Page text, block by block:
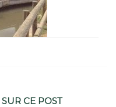
SUR CE POST